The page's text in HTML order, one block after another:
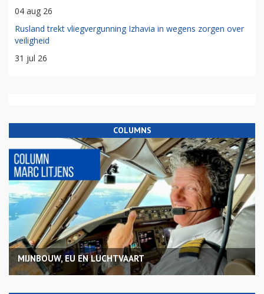
04 aug 26
Rusland trekt vliegvergunning Izhavia in wegens zorgen over
veiligheid
31 jul 26
COLUMNS
MIJNBOUW, EU EN LUCHTVAART